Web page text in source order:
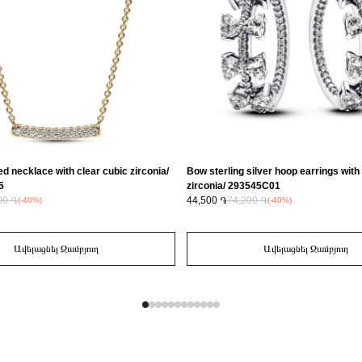
necklace with clear cubic zirconia/
֏(-40%)
Ավելացնել Զամբյուղ
Bow sterling silver hoop earrings
zirconia/ 293545C01
44,500 ֏74,200 ֏(-40%)
Ավելացնել Զամբյուղ